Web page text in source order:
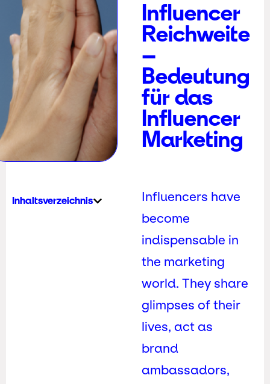
Inhaltsverzeichnis
Influencer
Reichweite
–
Bedeutung
für das
Influencer
Marketing
Influencers have
become
indispensable in
the marketing
world. They share
glimpses of their
lives, act as
brand
ambassadors,